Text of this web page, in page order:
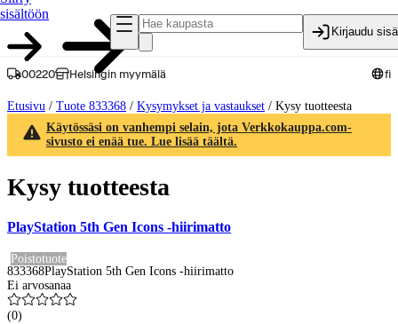
sisältöön
Kirjaudu
00220 Helsingin myymälä fi
Etusivu / Tuote 833368 / Kysymykset ja vastaukset / Kysy tuotteesta
Käytössäsi on vanhempi selain, jota Verkkokauppa.com-
sivusto ei enää tue. Lue lisää täältä.
Kysy tuotteesta
PlayStation 5th Gen Icons -hiirimatto
Poistotuote
833368PlayStation 5th Gen Icons -hiirimatto
Ei arvosanaa
(0)